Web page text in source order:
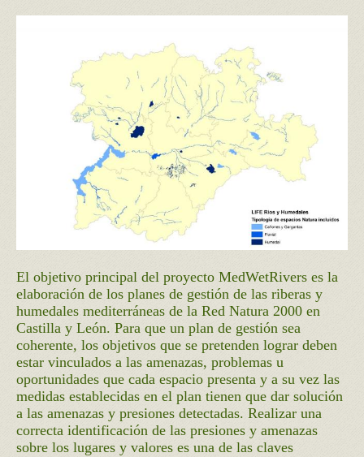
El objetivo principal del proyecto MedWetRivers es la
elaboración de los planes de gestión de las riberas y
humedales mediterráneas de la Red Natura 2000 en
Castilla y León. Para que un plan de gestión sea
coherente, los objetivos que se pretenden lograr deben
estar vinculados a las amenazas, problemas u
oportunidades que cada espacio presenta y a su vez las
medidas establecidas en el plan tienen que dar solución
a las amenazas y presiones detectadas. Realizar una
correcta identificación de las presiones y amenazas
sobre los lugares y valores es una de las claves